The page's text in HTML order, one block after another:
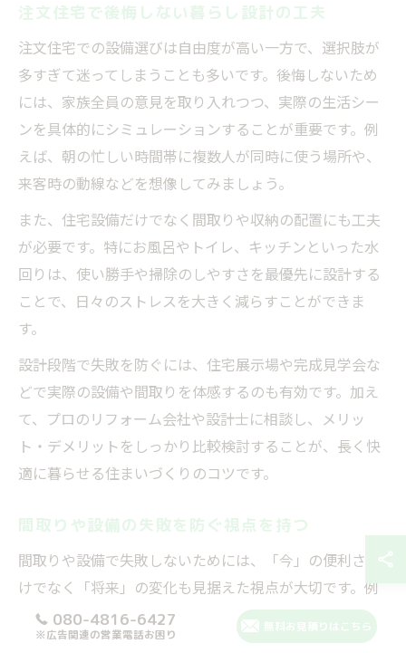
注文住宅で後悔しない暮らし設計の工夫
注文住宅での設備選びは自由度が高い一方で、選択肢が
多すぎて迷ってしまうことも多いです。後悔しないため
には、家族全員の意見を取り入れつつ、実際の生活シー
ンを具体的にシミュレーションすることが重要です。例
えば、朝の忙しい時間帯に複数人が同時に使う場所や、
来客時の動線などを想像してみましょう。
また、住宅設備だけでなく間取りや収納の配置にも工夫
が必要です。特にお風呂やトイレ、キッチンといった水
回りは、使い勝手や掃除のしやすさを最優先に設計する
ことで、日々のストレスを大きく減らすことができま
す。
設計段階で失敗を防ぐには、住宅展示場や完成見学会な
どで実際の設備や間取りを体感するのも有効です。加え
て、プロのリフォーム会社や設計士に相談し、メリッ
ト・デメリットをしっかり比較検討することが、長く快
適に暮らせる住まいづくりのコツです。
間取りや設備の失敗を防ぐ視点を持つ
間取りや設備で失敗しないためには、「今」の便利さだ
けでなく「将来」の変化も見据えた視点が大切です。例
えば、子どもが成長した後や、家族構成が変わった時に
も対応できる柔軟な設計を意識しましょう。また、トイ
080-4816-6427
※広告関連の営業電話お困り
無料お見積りはこちら